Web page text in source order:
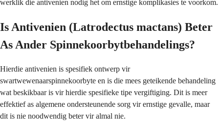
werklik die antivenien nodig het om ernstige komplikasies te voorkom.
Is Antivenien (Latrodectus mactans) Beter
As Ander Spinnekoorbytbehandelings?
Hierdie antivenien is spesifiek ontwerp vir
swartwewenaarspinnekoorbyte en is die mees geteikende behandeling
wat beskikbaar is vir hierdie spesifieke tipe vergiftiging. Dit is meer
effektief as algemene ondersteunende sorg vir ernstige gevalle, maar
dit is nie noodwendig beter vir almal nie.